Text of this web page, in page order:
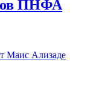
ПНФА